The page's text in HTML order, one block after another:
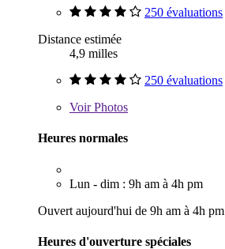
250 évaluations
Distance estimée
4,9 milles
250 évaluations
VoirPhotos
Heures normales
Lun - dim : 9h am à 4h pm
Ouvert aujourd'hui de 9h am à 4h pm
Heures d'ouverture spéciales